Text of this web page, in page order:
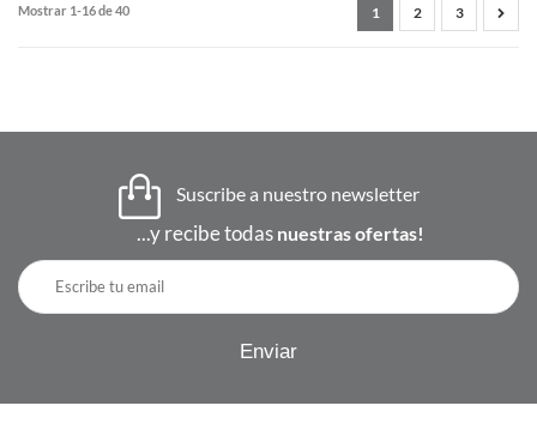
Mostrar 1-16 de 40 1 2 3
Suscribe a nuestro newsletter
...y recibe todas nuestras ofertas!